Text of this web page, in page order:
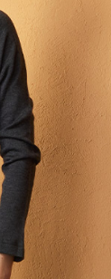
股份有限公司提供之
必要範圍內提供個
技股份有限公司。
理事宜，請瀏覽以下
#terms3
請事先徵得法定代理
，若未經同意申辦
享後付」時，將依
上限額度；若仍有額
份認證。
個帳號或使用他人資
限公司將有權停止該
含以上)免
含以上)